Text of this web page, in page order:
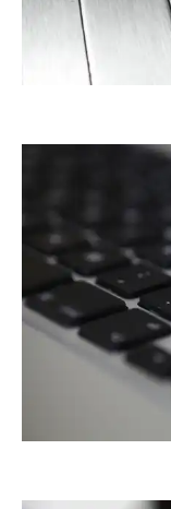
PicElo